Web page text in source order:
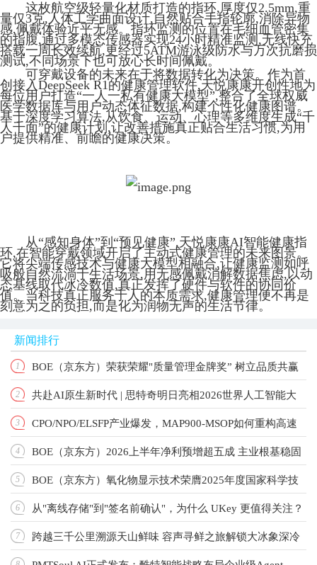
这枚航空级轻量化材质打造的指环,厚度仅2.5mm,重
量仅3克,人体工学曲面设计,自然贴合手指轮廓,消除异物
感,佩戴体验近乎无感。指环监测的位置在毛细血管密集
的指腹,通过多模态传感器实现24小时精准监测,无线快充
搭载一周长效续航,更经过5ATM游泳级防水与万次抗磨损
测试,不同场景下也可放心长时间佩戴。
可穿戴设备的未来在于将数据转化为决策。作为首
创接入DeepSeek R1的健康管理软件,天悦康康开创性地为
每位用户打造“一人一私有健康大模型”,整合了全球权威
医学数据库与用户动态体征数据,构建个性化健康图谱。
基于深度学习算法,从饮食、运动、心理等多维度生成“千
人千面”的健康计划,让改善措施真正贴合生活习惯,为用
户提供精准、前瞻的健康决策。
从“感知身体”到“预见健康”,天悦康康AI智能健康指
环,在智能穿戴领域开启了主动式健康管理的未来图景。
它将尖端传感技术与健康大模型相融合,让健康监测如呼
吸般自然流淌于生活场景,用无感佩戴消解数据焦虑,以动
态基线取代冰冷数值,真正发挥了硬件与软件的协同价
值。当科技真正服务于人的本质需求,健康管理便不再是
刻意为之的负担,而是化为润物无声的生活节律。
新闻排行
1 BOE（京东方）荣获荣耀"质量管理金牌奖” 树立品质共赢
产业新标杆
2 共赴AI原生新时代 | 思特奇明日亮相2026世界人工智能大
会！
3 CPO/NPO/ELSFP产业爆发，MAP900-MSOP如何重构高速
光测标准？
4 BOE（京东方）2026上半年净利预增超五成 主业根基稳固
增长动能强劲
5 BOE（京东方）氧化物显示技术荣膺2025年度国家科学技
术进步奖 以创新驱动引领显示技术新纪元
6 从"离线存储"到"签名前确认"，为什么 UKey 更值得关注？
7 跨越三千公里溯源天山鲜味 容声寻鲜之旅解锁大冰象深冷